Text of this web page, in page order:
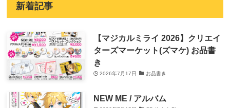
新着記事
【マジカルミライ 2026】クリエイ
ターズマーケット(ズマケ) お品書
き
2026年7月17日 お品書き
NEW ME / アルバム